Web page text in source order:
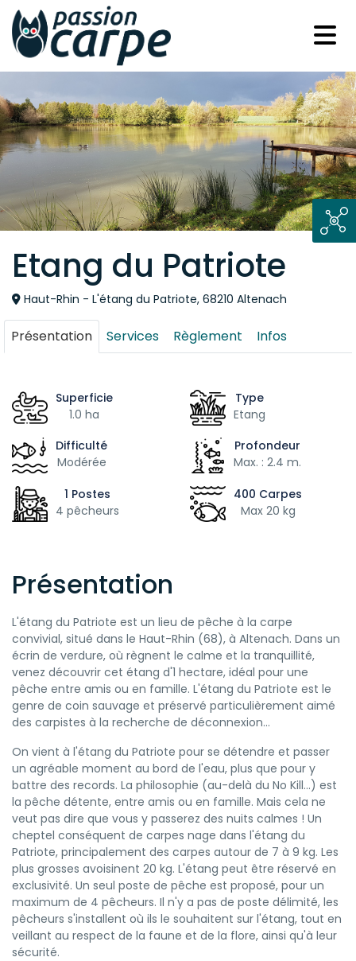
Etang du Patriote
Haut-Rhin - L'étang du Patriote, 68210 Altenach
Présentation Services Règlement Infos
Superficie
1.0 ha
Type
Etang
Difficulté
Modérée
Profondeur
Max. : 2.4 m.
1 Postes
4 pêcheurs
400 Carpes
Max 20 kg
Présentation
L'étang du Patriote est un lieu de pêche à la carpe
convivial, situé dans le Haut-Rhin (68), à Altenach. Dans un
écrin de verdure, où règnent le calme et la tranquillité,
venez découvrir cet étang d'1 hectare, idéal pour une
pêche entre amis ou en famille. L'étang du Patriote est le
genre de coin sauvage et préservé particulièrement aimé
des carpistes à la recherche de déconnexion...
On vient à l'étang du Patriote pour se détendre et passer
un agréable moment au bord de l'eau, plus que pour y
battre des records. La philosophie (au-delà du No Kill...) est
la pêche détente, entre amis ou en famille. Mais cela ne
veut pas dire que vous y passerez des nuits calmes ! Un
cheptel conséquent de carpes nage dans l'étang du
Patriote, principalement des carpes autour de 7 à 9 kg. Les
plus grosses avoisinent 20 kg. L'étang peut être réservé en
exclusivité. Un seul poste de pêche est proposé, pour un
maximum de 4 pêcheurs. Il n'y a pas de poste délimité, les
pêcheurs s'installent où ils le souhaitent sur l'étang, tout en
veillant au respect de la faune et de la flore, ainsi qu'à leur
sécurité.